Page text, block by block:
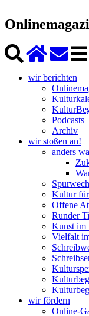
wir berichten
Podcasts
Archiv
wir stoßen an!
anders
Kultur für
Offene
Runder
Kunst im
Vielfalt
wir fördern
Online-